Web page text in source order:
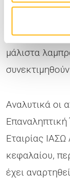
και μπορεί
στο μέλλον.
μάλιστα
Αναλυτικά οι
Εταιρίας
κεφαλαίου,
έχει